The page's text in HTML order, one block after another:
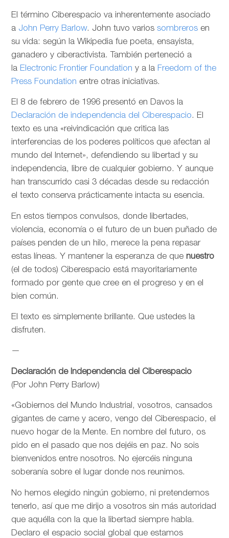
El término Ciberespacio va inherentemente asociado
a John Perry Barlow. John tuvo variossombreros en
su vida: según la Wikipedia fue poeta, ensayista,
ganadero y ciberactivista. También perteneció a
la Electronic Frontier Foundation y a la Freedom of the
Press Foundation entre otras iniciativas.
El 8 de febrero de 1996 presentó en Davos la
Declaración de independencia del Ciberespacio. El
texto es una «reivindicación que critica las
interferencias de los poderes políticos que afectan al
mundo del Internet», defendiendo su libertad y su
independencia, libre de cualquier gobierno. Y aunque
han transcurrido casi 3 décadas desde su redacción
el texto conserva prácticamente intacta su esencia.
En estos tiempos convulsos, donde libertades,
violencia, economía o el futuro de un buen puñado de
países penden de un hilo, merece la pena repasar
estas líneas. Y mantener la esperanza de que nuestro
(el de todos) Ciberespacio está mayoritariamente
formado por gente que cree en el progreso y en el
bien común.
El texto es simplemente brillante. Que ustedes la
disfruten.
—
Declaración de Independencia del Ciberespacio
(Por John Perry Barlow)
«Gobiernos del Mundo Industrial, vosotros, cansados
gigantes de carne y acero, vengo del Ciberespacio, el
nuevo hogar de la Mente. En nombre del futuro, os
pido en el pasado que nos dejéis en paz. No sois
bienvenidos entre nosotros. No ejercéis ninguna
soberanía sobre el lugar donde nos reunimos.
No hemos elegido ningún gobierno, ni pretendemos
tenerlo, así que me dirijo a vosotros sin más autoridad
que aquélla con la que la libertad siempre habla.
Declaro el espacio social global que estamos